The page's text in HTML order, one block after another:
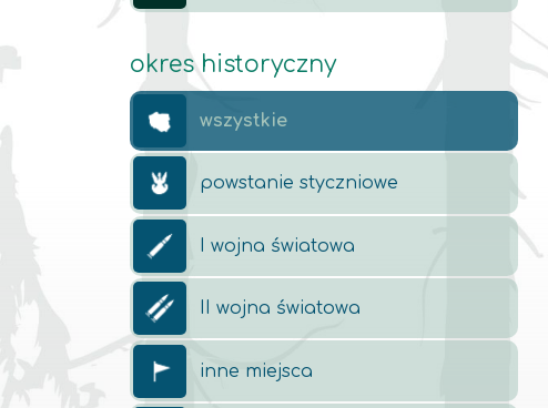
okres historyczny
wszystkie
powstanie styczniowe
I wojna światowa
II wojna światowa
inne miejsca